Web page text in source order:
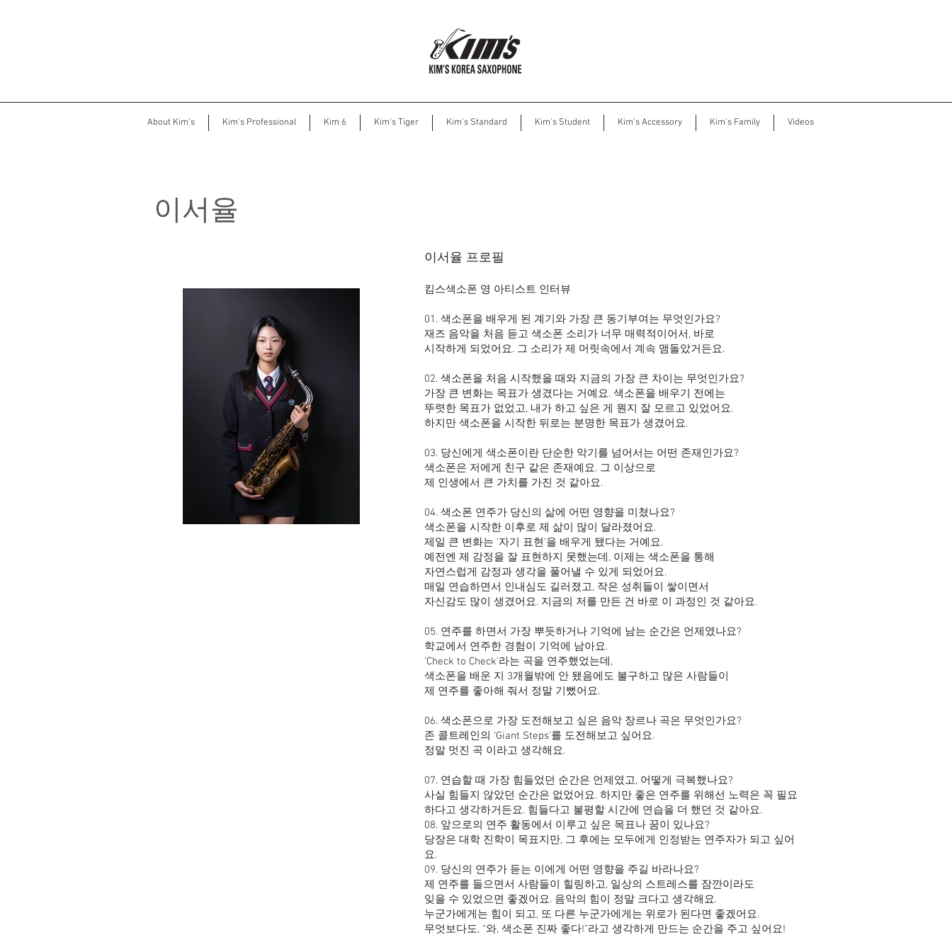
About Kim's Kim's Professional Kim 6 Kim's Tiger Kim's Standard Kim's Student Kim's Accessory Kim's Family Videos
이서율
이서율 프로필
킴스색소폰 영 아티스트 인터뷰
01. 색소폰을 배우게 된 계기와 가장 큰 동기부여는 무엇인가요?
재즈 음악을 처음 듣고 색소폰 소리가 너무 매력적이어서, 바로
시작하게 되었어요. 그 소리가 제 머릿속에서 계속 맴돌았거든요.
02. 색소폰을 처음 시작했을 때와 지금의 가장 큰 차이는 무엇인가요?
가장 큰 변화는 목표가 생겼다는 거예요. 색소폰을 배우기 전에는
뚜렷한 목표가 없었고, 내가 하고 싶은 게 뭔지 잘 모르고 있었어요.
하지만 색소폰을 시작한 뒤로는 분명한 목표가 생겼어요.
03. 당신에게 색소폰이란 단순한 악기를 넘어서는 어떤 존재인가요?
색소폰은 저에게 친구 같은 존재예요. 그 이상으로
제 인생에서 큰 가치를 가진 것 같아요.
04. 색소폰 연주가 당신의 삶에 어떤 영향을 미쳤나요?
색소폰을 시작한 이후로 제 삶이 많이 달라졌어요.
제일 큰 변화는 ‘자기 표현’을 배우게 됐다는 거예요.
예전엔 제 감정을 잘 표현하지 못했는데, 이제는 색소폰을 통해
자연스럽게 감정과 생각을 풀어낼 수 있게 되었어요.
매일 연습하면서 인내심도 길러졌고, 작은 성취들이 쌓이면서
자신감도 많이 생겼어요. 지금의 저를 만든 건 바로 이 과정인 것 같아요.
05. 연주를 하면서 가장 뿌듯하거나 기억에 남는 순간은 언제였나요?
학교에서 연주한 경험이 기억에 남아요.
‘Check to Check’라는 곡을 연주했었는데,
색소폰을 배운 지 3개월밖에 안 됐음에도 불구하고 많은 사람들이
제 연주를 좋아해 줘서 정말 기뻤어요.
06. 색소폰으로 가장 도전해보고 싶은 음악 장르나 곡은 무엇인가요?
존 콜트레인의 ‘Giant Steps’를 도전해보고 싶어요.
정말 멋진 곡 이라고 생각해요.
07. 연습할 때 가장 힘들었던 순간은 언제였고, 어떻게 극복했나요?
사실 힘들지 않았던 순간은 없었어요. 하지만 좋은 연주를 위해선 노력은 꼭 필요
하다고 생각하거든요. 힘들다고 불평할 시간에 연습을 더 했던 것 같아요.
08. 앞으로의 연주 활동에서 이루고 싶은 목표나 꿈이 있나요?
당장은 대학 진학이 목표지만, 그 후에는 모두에게 인정받는 연주자가 되고 싶어
요.
09. 당신의 연주가 듣는 이에게 어떤 영향을 주길 바라나요?
제 연주를 들으면서 사람들이 힐링하고, 일상의 스트레스를 잠깐이라도
잊을 수 있었으면 좋겠어요. 음악의 힘이 정말 크다고 생각해요.
누군가에게는 힘이 되고, 또 다른 누군가에게는 위로가 된다면 좋겠어요.
무엇보다도, “와, 색소폰 진짜 좋다!”라고 생각하게 만드는 순간을 주고 싶어요!